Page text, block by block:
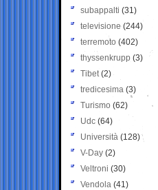
subappalti (31)
televisione(244)
terremoto (402)
thyssenkrupp (3)
Tibet(2)
tredicesima (3)
Turismo (62)
Udc (64)
Università (128)
V-Day (2)
Veltroni (30)
Vendola (41)